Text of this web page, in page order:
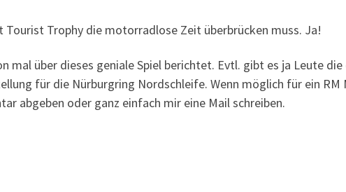
Trophy die motorradlose Zeit überbrücken muss. Ja!
mal über dieses geniale Spiel berichtet. Evtl. gibt es ja Leute die
für die Nürburgring Nordschleife. Wenn möglich für ein
abgeben oder ganz einfach mir eine Mail schreiben.